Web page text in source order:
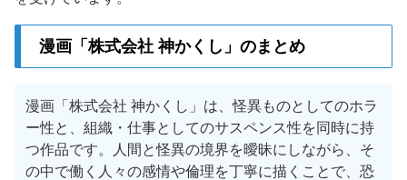
漫画「株式会社 神かくし」のまとめ
漫画「株式会社 神かくし」は、怪異ものとしてのホラ
ー性と、組織・仕事としてのサスペンス性を同時に持
つ作品です。人間と怪異の境界を曖昧にしながら、そ
の中で働く人々の感情や倫理を丁寧に描くことで、恐